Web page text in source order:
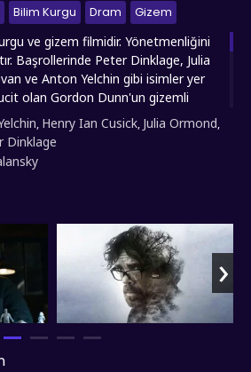
Bilim Kurgu Dram
Gizem
ve gizem filmidir. Yönetmenliğini
Başrollerinde Peter Dinklage, Julia
ve Anton Yelchin gibi isimler yer
olan Gordon Dunn'un gizemli
hikayesini anlatır. Dunn,
ve daha sonra yeniden
cihaz olan "Rememory"yi icat
tehlikelerini araştırırken
gözden geçiren ve onların
cihazı bulan bir adam, Dunn'ın
öğrenmeye çalışır. "Rememory",
bir araya getirerek izleyiciyi
çıkarıyor. Peter Dinklage'ın etkileyici
çarpıcı atmosfer, izleyicilerin
deneyim sunuyor.
, Henry Ian Cusick, Julia Ormond,
Dinklage
›